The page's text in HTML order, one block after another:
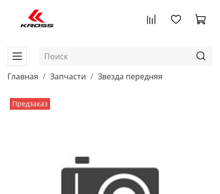
Главная Запчасти Звезда передняя
Предзаказ